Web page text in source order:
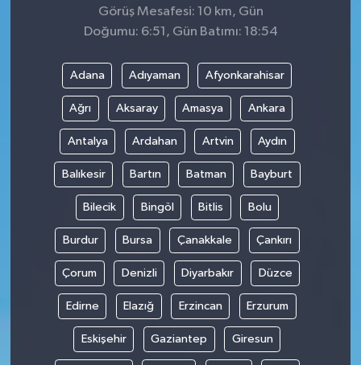
Görüş Mesafesi: 10 km, Gün
Doğumu: 6:51, Gün Batımı: 18:54
Adana Adıyaman Afyonkarahisar
Ağrı Aksaray Amasya Ankara
Antalya Ardahan Artvin Aydın
Balıkesir Bartın Batman Bayburt
Bilecik Bingöl Bitlis Bolu
Burdur Bursa Çanakkale Çankırı
Çorum Denizli Diyarbakır Düzce
Edirne Elazığ Erzincan Erzurum
Eskişehir Gaziantep Giresun